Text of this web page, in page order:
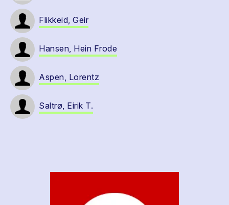
Flikkeid, Geir
Hansen, Hein Frode
Aspen, Lorentz
Saltrø, Eirik T.